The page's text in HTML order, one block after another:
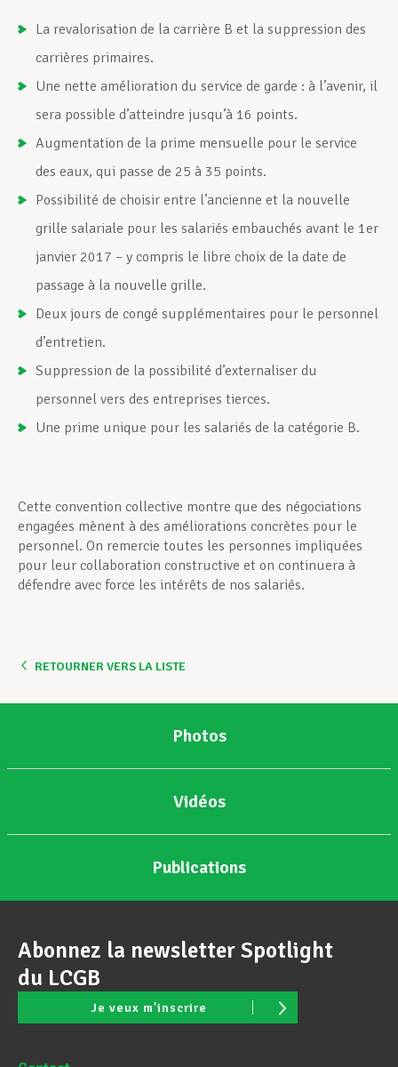
La revalorisation de la carrière B et la suppression des
carrières primaires.
Une nette amélioration du service de garde : à l’avenir, il
sera possible d’atteindre jusqu’à 16 points.
Augmentation de la prime mensuelle pour le service
des eaux, qui passe de 25 à 35 points.
Possibilité de choisir entre l’ancienne et la nouvelle
grille salariale pour les salariés embauchés avant le 1er
janvier 2017 – y compris le libre choix de la date de
passage à la nouvelle grille.
Deux jours de congé supplémentaires pour le personnel
d’entretien.
Suppression de la possibilité d’externaliser du
personnel vers des entreprises tierces.
Une prime unique pour les salariés de la catégorie B.
Cette convention collective montre que des négociations
engagées mènent à des améliorations concrètes pour le
personnel. On remercie toutes les personnes impliquées
pour leur collaboration constructive et on continuera à
défendre avec force les intérêts de nos salariés.
RETOURNER VERS LA LISTE
Photos
Vidéos
Publications
Abonnez la newsletter Spotlight
du LCGB
Je veux m'inscrire